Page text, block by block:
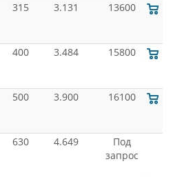
315 3.131 13600
400 3.484 15800
500 3.900 16100
630 4.649
Под
запрос